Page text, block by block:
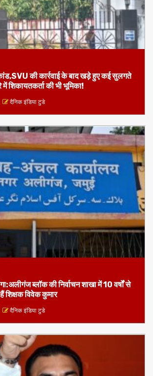
की कार्रवाई के बाद खड़े हुए कई सुलगते
शिकायतकर्ता की भी भूमिका!
दैनिक इंडिया टुडे
ब्लॉक की निर्वाचन शाखा में 10 वर्षों से
शिक्षक विवेक कुमार
दैनिक इंडिया टुडे